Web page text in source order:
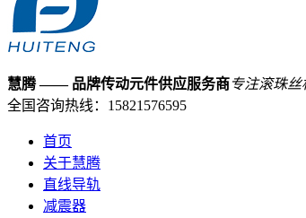
慧腾—— 品牌传动元件供应服务商专注滚珠
全国咨询热线： 15821576595
首页
关于慧腾
直线导轨
减震器